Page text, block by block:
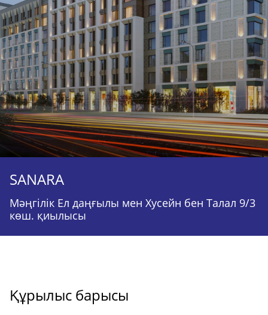
SANARA
Мәңгілік Ел даңғылы мен Хусейн бен Талал 9/3
көш. қиылысы
Құрылыс барысы